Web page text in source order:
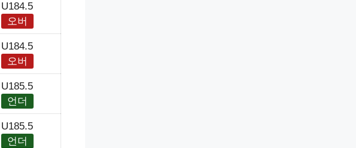
U184.5
오버
U184.5
오버
U185.5
언더
U185.5
언더